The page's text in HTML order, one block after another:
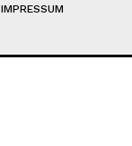
IMPRESSUM